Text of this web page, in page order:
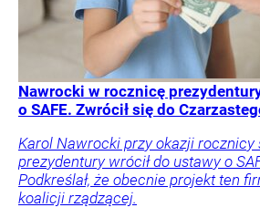
Nawrocki w rocznicę
o SAFE. Zwrócił się do
Karol Nawrocki przy okazji rocznicy
prezydentury wrócił do ustawy o
Podkreślał, że obecnie projekt ten
koalicji rządzącej.